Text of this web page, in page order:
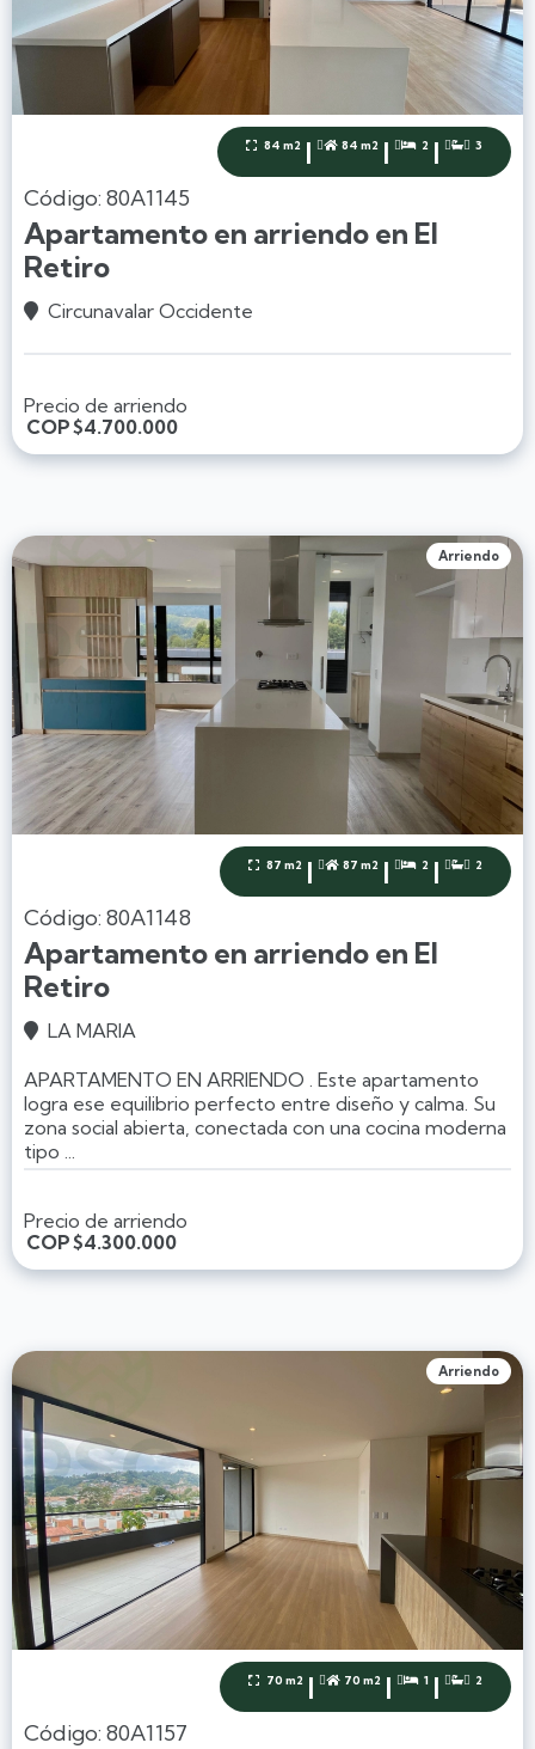
 84 m2 |  84 m2 |  2 |  3
Código: 80A1145
Apartamento en arriendo en El
Retiro
 Circunavalar Occidente
Precio de arriendo
COP$4.700.000
Arriendo
 87 m2 |  87 m2 |  2 |  2
Código: 80A1148
Apartamento en arriendo en El
Retiro
 LA MARIA
APARTAMENTO EN ARRIENDO . Este apartamento
logra ese equilibrio perfecto entre diseño y calma. Su
zona social abierta, conectada con una cocina moderna
tipo ...
Precio de arriendo
COP$4.300.000
Arriendo
 70 m2 |  70 m2 |  1 |  2
Código: 80A1157